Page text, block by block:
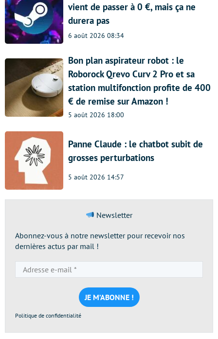
vient de passer à 0 €, mais ça ne
durera pas
6 août 2026 08:34
Bon plan aspirateur robot : le
Roborock Qrevo Curv 2 Pro et sa
station multifonction profite de 400
€ de remise sur Amazon !
5 août 2026 18:00
Panne Claude : le chatbot subit de
grosses perturbations
5 août 2026 14:57
Newsletter
Abonnez-vous à notre newsletter pour recevoir nos
dernières actus par mail !
e-
mail
*
Politique de confidentialité